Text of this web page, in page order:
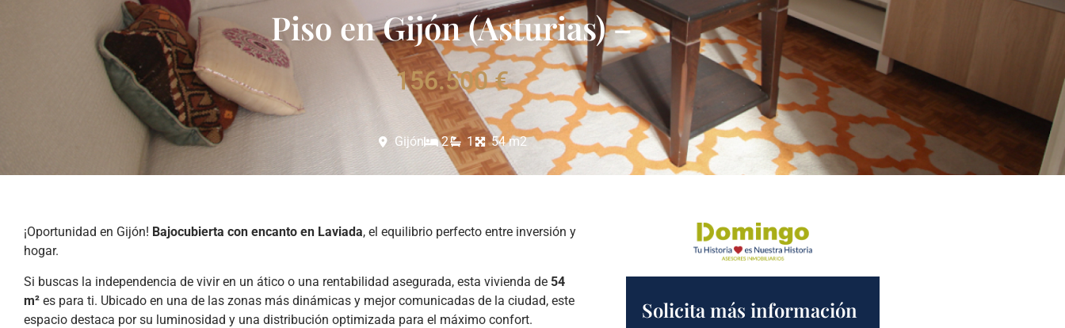
Piso en Gijón (Asturias) –
156.500 €
Gijón 2 1 54 m2
¡Oportunidad en Gijón! Bajocubierta con encanto en Laviada, el equilibrio perfecto entre inversión y
hogar.
Si buscas la independencia de vivir en un ático o una rentabilidad asegurada, esta vivienda de 54
m² es para ti. Ubicado en una de las zonas más dinámicas y mejor comunicadas de la ciudad, este
espacio destaca por su luminosidad y una distribución optimizada para el máximo confort.
Solicita más información